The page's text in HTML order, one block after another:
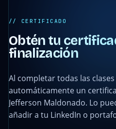
// CERTIFICADO
Obtén tu
finalización
Al completar todas las
automáticamente un
Jefferson Maldonado. Lo
añadir a tu LinkedIn o